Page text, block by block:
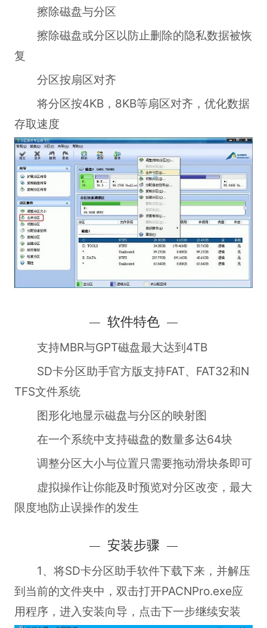
擦除磁盘与分区
擦除磁盘或分区以防止删除的隐私数据被恢
复
分区按扇区对齐
将分区按4KB，8KB等扇区对齐，优化数据
存取速度
软件特色
支持MBR与GPT磁盘最大达到4TB
SD卡分区助手官方版支持FAT、FAT32和N
TFS文件系统
图形化地显示磁盘与分区的映射图
在一个系统中支持磁盘的数量多达64块
调整分区大小与位置只需要拖动滑块条即可
虚拟操作让你能及时预览对分区改变，最大
限度地防止误操作的发生
安装步骤
1、将SD卡分区助手软件下载下来，并解压
到当前的文件夹中，双击打开PACNPro.exe应
用程序，进入安装向导，点击下一步继续安装